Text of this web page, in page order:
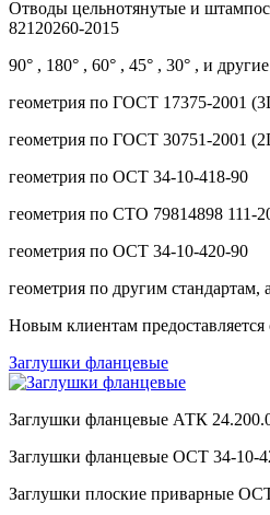
Отводы цельнотянутые и
82120260-2015
90° , 180° , 60° , 45° , 30° , и
геометрия по ГОСТ 17375-2001
геометрия по ГОСТ 30751-2001
геометрия по ОСТ 34-10-418-90
геометрия по СТО 79814898 111-
геометрия по ОСТ 34-10-420-90
геометрия по другим стандартам,
Новым клиентам предоставляется
Заглушки фланцевые
Заглушки фланцевые АТК
Заглушки фланцевые ОСТ 34-10-
Заглушки плоские приварные